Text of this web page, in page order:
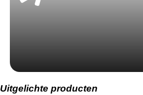
Uitgelichte producten